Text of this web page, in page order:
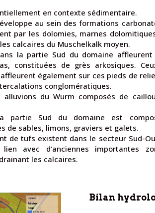
en contexte sédimentaire.
au sein des formations
par les dolomies, marnes
calcaires du Muschelkalk moyen.
la partie Sud du domaine affleurent
constituées de grès arkosiques.
également sur ces pieds de
conglomératiques.
du Wurm composés de
partie Sud du domaine est
de sables, limons, graviers et galets.
de tufs existent dans le secteur Sud-
avec d’anciennes importantes
les calcaires.
Bilan